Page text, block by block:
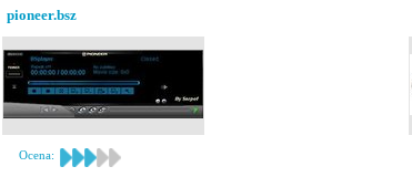
pioneer.bsz
Ocena: